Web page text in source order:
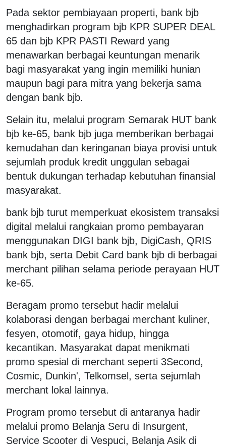
Pada sektor pembiayaan properti, bank bjb
menghadirkan program bjb KPR SUPER DEAL
65 dan bjb KPR PASTI Reward yang
menawarkan berbagai keuntungan menarik
bagi masyarakat yang ingin memiliki hunian
maupun bagi para mitra yang bekerja sama
dengan bank bjb.
Selain itu, melalui program Semarak HUT bank
bjb ke-65, bank bjb juga memberikan berbagai
kemudahan dan keringanan biaya provisi untuk
sejumlah produk kredit unggulan sebagai
bentuk dukungan terhadap kebutuhan finansial
masyarakat.
bank bjb turut memperkuat ekosistem transaksi
digital melalui rangkaian promo pembayaran
menggunakan DIGI bank bjb, DigiCash, QRIS
bank bjb, serta Debit Card bank bjb di berbagai
merchant pilihan selama periode perayaan HUT
ke-65.
Beragam promo tersebut hadir melalui
kolaborasi dengan berbagai merchant kuliner,
fesyen, otomotif, gaya hidup, hingga
kecantikan. Masyarakat dapat menikmati
promo spesial di merchant seperti 3Second,
Cosmic, Dunkin', Telkomsel, serta sejumlah
merchant lokal lainnya.
Program promo tersebut di antaranya hadir
melalui promo Belanja Seru di Insurgent,
Service Scooter di Vespuci, Belanja Asik di